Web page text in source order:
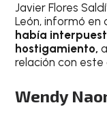
Javier Flores
León, informó en
había
hostigamiento,
relación con este
Wendy